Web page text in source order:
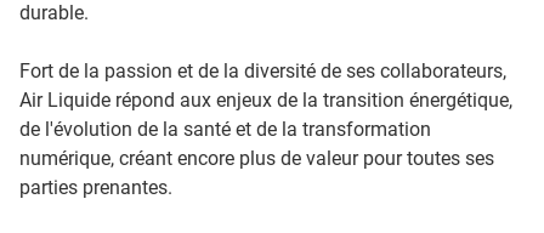
durable.
Fort de la passion et de la diversité de ses collaborateurs,
Air Liquide répond aux enjeux de la transition énergétique,
de l'évolution de la santé et de la transformation
numérique, créant encore plus de valeur pour toutes ses
parties prenantes.